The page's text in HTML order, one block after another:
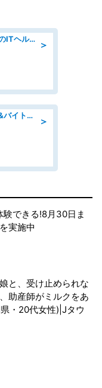
＞
ヘルプデスク/外資系保険業界でのITヘルプデスク業務/駅近/即日勤務可/ヘルプデスク
＞
ホールスタッフ/「未経験者さん&バイトデビューも大歓迎」残業ほぼなし×1日3時間〜勤務OK!フォロー体制も充実/広島県/広島市南区
験できる!8月30日ま
実施中
と、受け止められな
助産師がミルクをあ
・20代女性)|Jタウ